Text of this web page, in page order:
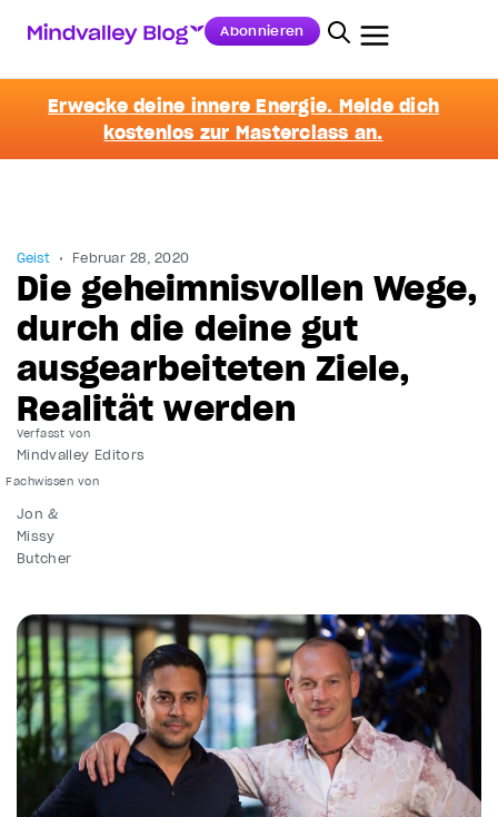
Abonnieren
Erwecke deine innere Energie. Melde dich
kostenlos zur Masterclass an.
Geist Februar 28, 2020
Die geheimnisvollen Wege,
durch die deine gut
ausgearbeiteten Ziele,
Realität werden
Verfasst von
Mindvalley Editors
Jon &
Missy
Butcher